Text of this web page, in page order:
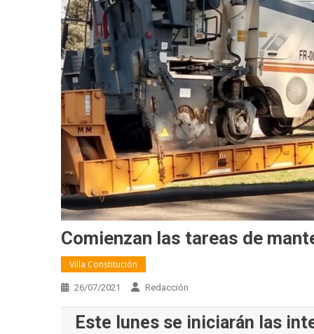
Comienzan las tareas de
Villa Constitución
26/07/2021 Redacción
Este lunes se iniciarán las